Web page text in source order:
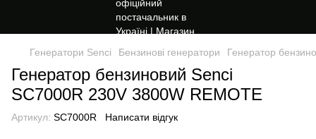
Генератори Senci Бензинові генератори Генератор
Генератор бензиновий Senci
SC7000R 230V 3800W REMOTE
Артикул: SC7000R Написати відгук